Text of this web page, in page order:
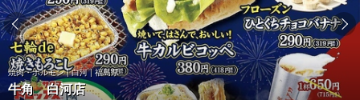
焼肉・ホルモン | 白河 | 福島県
牛角 白河店